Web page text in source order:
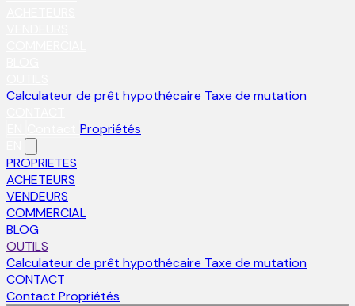
Calculateur de prêt hypothécaire Taxe de mutation
Propriétés
PROPRIETES
ACHETEURS
VENDEURS
COMMERCIAL
BLOG
OUTILS
Calculateur de prêt hypothécaire Taxe de mutation
CONTACT
Contact Propriétés